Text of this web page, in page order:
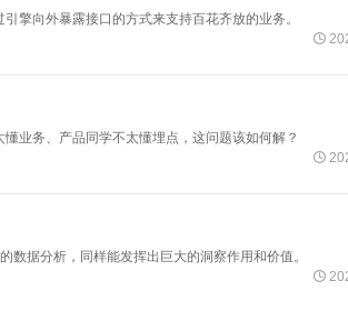
擎向外暴露接口的方式来支持百花齐放的业务。

业务、产品同学不太懂埋点，这问题该如何解？

据分析，同样能发挥出巨大的洞察作用和价值。
